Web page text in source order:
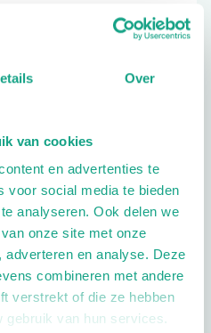
Over
van cookies
en advertenties te
voor social media te bieden
analyseren. Ook delen we
onze site met onze
en analyse. Deze
combineren met andere
verstrekt of die ze hebben
gebruik van hun services.